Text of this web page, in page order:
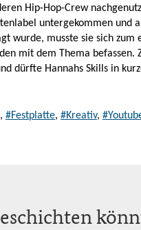
Hip-Hop-Crew
untergekommen und
wurde, musste sie sich zum
mit dem Thema
dürfte Hannahs Skills in
, #Festplatte, #Kreativ,